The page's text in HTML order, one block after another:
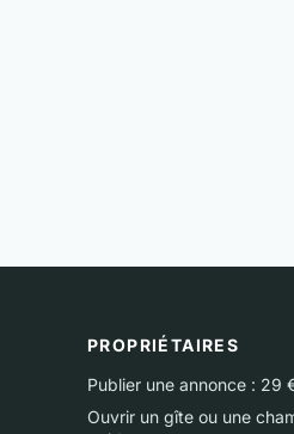
PROPRIÉTAIRES
Publier une annonce : 29
Ouvrir un gîte ou une